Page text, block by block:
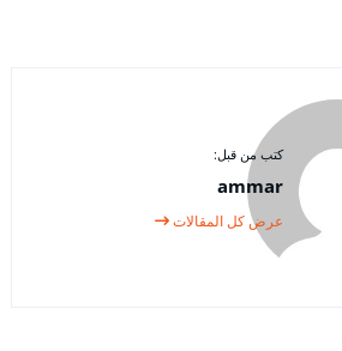
كتب من قبل:
ammar
عرض كل المقالات